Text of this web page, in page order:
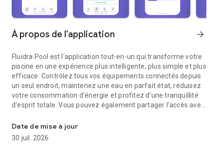
À propos de l'application arrow_forward
Fluidra Pool est l'application tout-en-un qui transforme votre
piscine en une expérience plus intelligente, plus simple et plus
efficace. Contrôlez tous vos équipements connectés depuis
un seul endroit, maintenez une eau en parfait état, réduisez
votre consommation d'énergie et profitez d'une tranquillité
d'esprit totale. Vous pouvez également partager l'accès avec
pour une gestion encore plus pratique.
• Contrôle total depuis votre smartphone : Surveillez et gérez
Date de mise à jour
30 juil. 2026